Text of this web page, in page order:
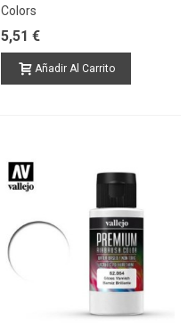
Colors
5,51 €
Añadir Al Carrito